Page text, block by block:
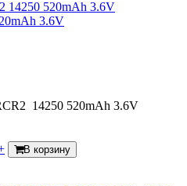
3.6V
14250 520mAh 3.6V
В корзину